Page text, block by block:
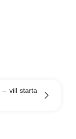
– vill starta